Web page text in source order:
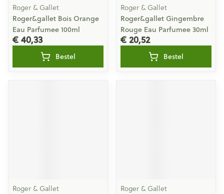
Roger & Gallet
Roger&gallet Bois Orange
Eau Parfumee 100ml
€ 40,33
Bestel
Roger & Gallet
Roger&gallet Gingembre
Rouge Eau Parfumee 30ml
€ 20,52
Bestel
Roger & Gallet Roger & Gallet